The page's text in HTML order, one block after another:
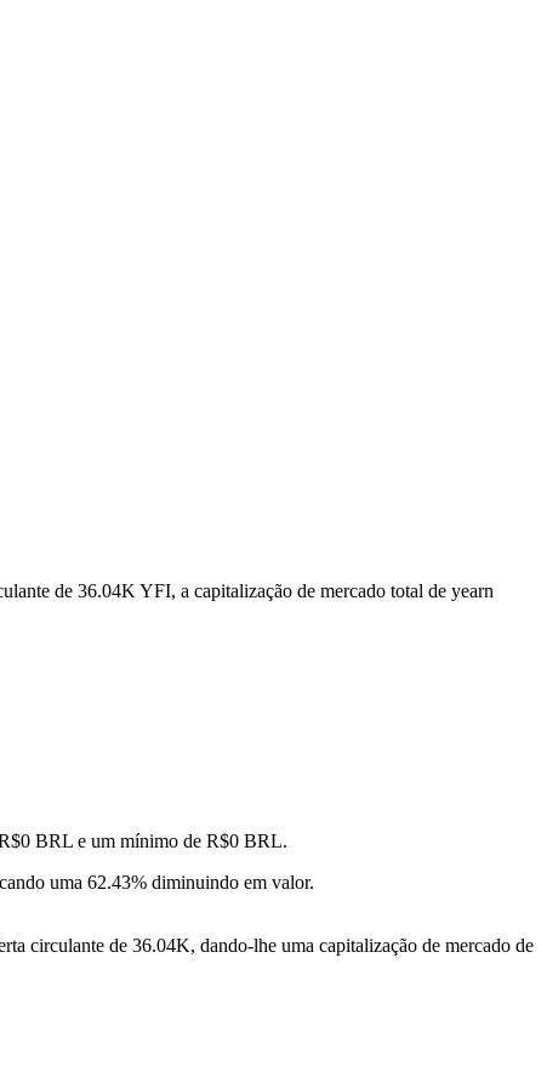
de 36.04K YFI, a capitalização de mercado total de yearn
BRL e um mínimo de R$0 BRL.
uma 62.43% diminuindo em valor.
circulante de 36.04K, dando-lhe uma capitalização de mercado de